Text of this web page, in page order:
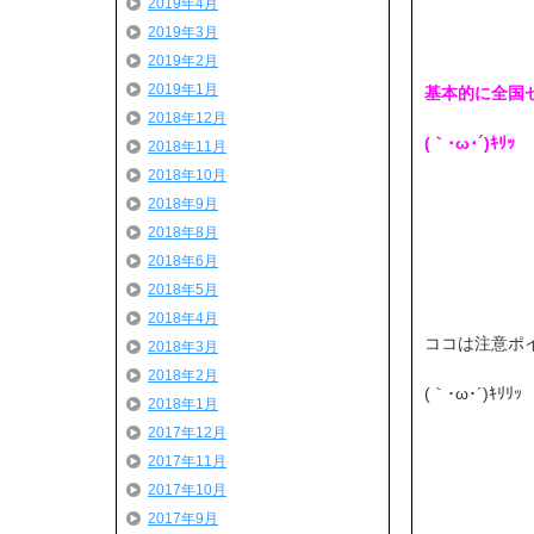
基本的に全国
(｀･ω･´)ｷﾘｯ
ココは注意ポ
(｀･ω･´)ｷﾘﾘｯ
2019年4月
2019年3月
2019年2月
2019年1月
2018年12月
2018年11月
2018年10月
2018年9月
2018年8月
2018年6月
2018年5月
2018年4月
2018年3月
2018年2月
2018年1月
2017年12月
2017年11月
2017年10月
2017年9月